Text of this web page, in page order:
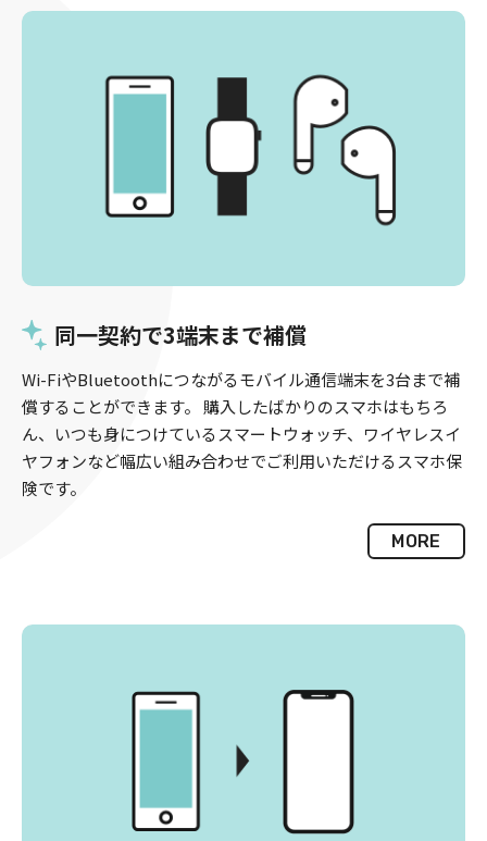
同一契約で3端末まで補償
Wi-FiやBluetoothにつながるモバイル通信端末を3台まで補
償することができます。 購入したばかりのスマホはもちろ
ん、いつも身につけているスマートウォッチ、ワイヤレスイ
ヤフォンなど幅広い組み合わせでご利用いただけるスマホ保
険です。
MORE